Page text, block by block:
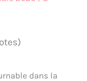
dans la